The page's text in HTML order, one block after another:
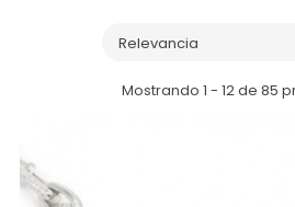
Relevancia
Mostrando 1 - 12 de 85